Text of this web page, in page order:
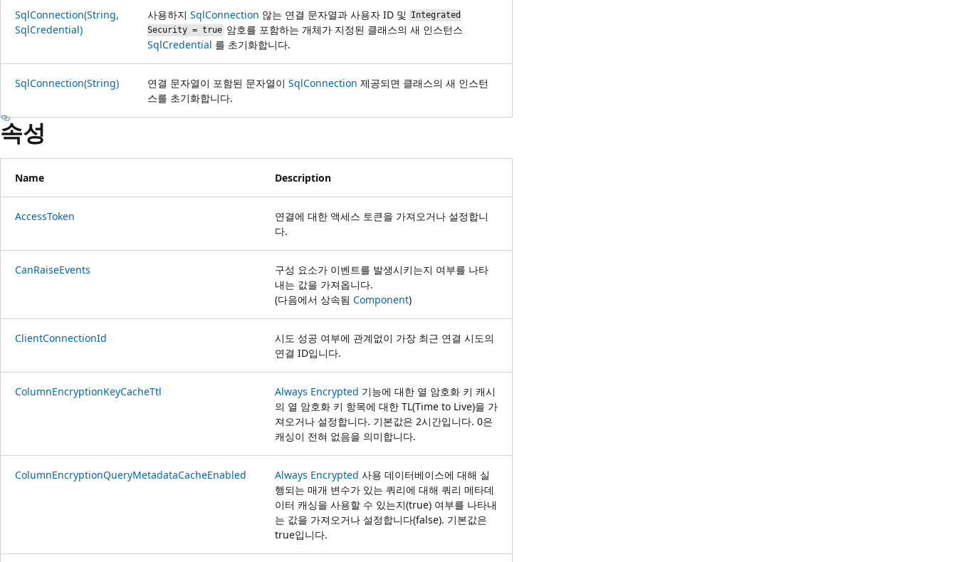
SqlConnection(String,
SqlCredential)
사용하지 SqlConnection 않는 연결 문자열과 사용자 ID 및
Integrated
Security = true 암호를 포함하는 개체가 지정된 클래스의 새 인스턴스
SqlCredential 를 초기화합니다.
SqlConnection(String) 연결 문자열이 포함된 문자열이 SqlConnection 제공되면 클래스의 새 인스턴
스를 초기화합니다.
속성
Name Description
AccessToken
연결에 대한 액세스 토큰을 가져오거나 설정합니
다.
CanRaiseEvents
구성 요소가 이벤트를 발생시키는지 여부를 나타
내는 값을 가져옵니다.
(다음에서 상속됨 Component)
ClientConnectionId
시도 성공 여부에 관계없이 가장 최근 연결 시도의
연결 ID입니다.
ColumnEncryptionKeyCacheTtl Always Encrypted 기능에 대한 열 암호화 키 캐시
의 열 암호화 키 항목에 대한 TL(Time to Live)을 가
져오거나 설정합니다. 기본값은 2시간입니다. 0은
캐싱이 전혀 없음을 의미합니다.
ColumnEncryptionQueryMetadataCacheEnabled Always Encrypted 사용 데이터베이스에 대해 실
행되는 매개 변수가 있는 쿼리에 대해 쿼리 메타데
이터 캐싱을 사용할 수 있는지(true) 여부를 나타내
는 값을 가져오거나 설정합니다(false). 기본값은
true입니다.